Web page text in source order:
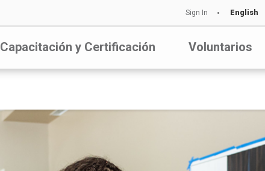
Sign In English
Capacitación y Certificación Voluntarios